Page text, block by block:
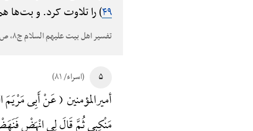
۴۹) را تلاوت کرد. و بت‌ها
تفسیر اهل بیت علیهم السلام ج۸، ص۳۲۸
۵ (اسراء/ ۸۱)
أمیرالمؤمنین ( عَنْ أَبِی